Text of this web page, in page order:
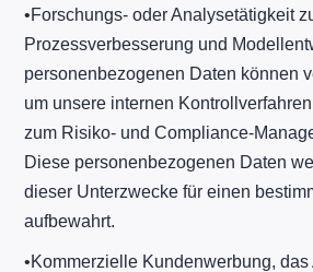
​•​Forschungs- oder Analysetätigkeit
Prozessverbesserung und
personenbezogenen Daten können
um unsere internen
zum Risiko- und Compliance-
Diese personenbezogenen Daten
dieser Unterzwecke für einen
aufbewahrt.
​•​Kommerzielle Kundenwerbung, das